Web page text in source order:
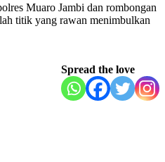
Muaro Jambi dan rombongan
titik yang rawan menimbulkan
Spread the love